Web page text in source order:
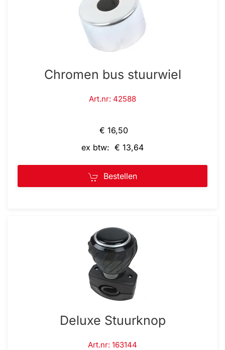
Chromen bus stuurwiel
Art.nr: 42588
€ 16,50
ex btw: € 13,64
Bestellen
Deluxe Stuurknop
Art.nr: 163144